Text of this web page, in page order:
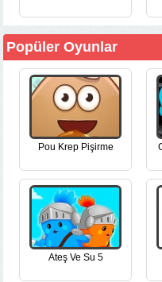
Popüler Oyunlar
Pou Krep Pişirme
Ateş Ve Su 5